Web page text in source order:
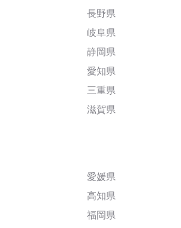
長野県
岐阜県
静岡県
愛知県
三重県
滋賀県
愛媛県
高知県
福岡県